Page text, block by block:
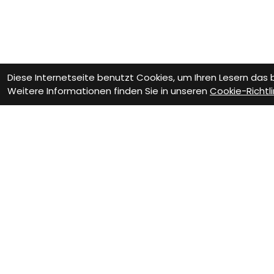
Diese Internetseite benutzt Cookies, um Ihren Lesern
Weitere Informationen finden Sie in unseren Cookie-